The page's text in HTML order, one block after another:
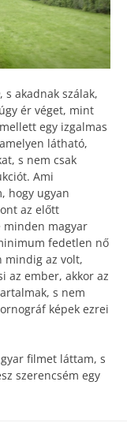
, s akadnak szálak,
ér véget, mint
egy izgalmas
látható,
s nem csak
Ami
hogy ugyan
az előtt
magyar
fedetlen nő
mindig az volt,
az ember, akkor az
s nem
képek ezrei
filmet láttam, s
szerencsém egy